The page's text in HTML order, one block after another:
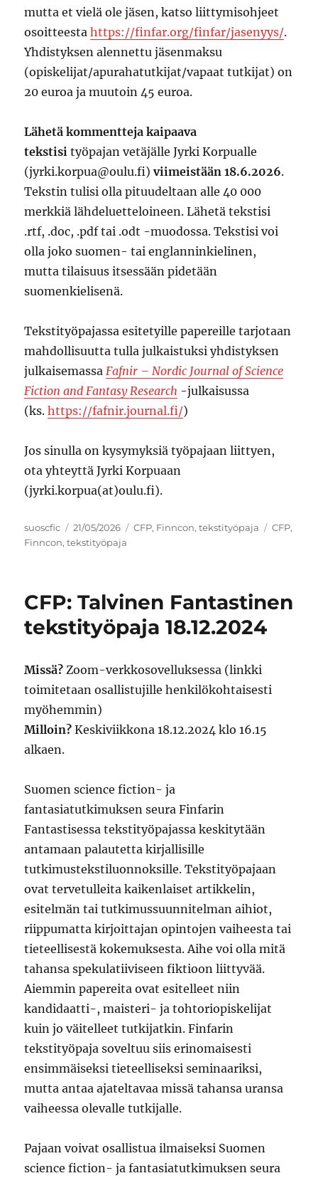
mutta et vielä ole jäsen, katso liittymisohjeet
osoitteestahttps://finfar.org/finfar/jasenyys/.
Yhdistyksen alennettu jäsenmaksu
(opiskelijat/apurahatutkijat/vapaat tutkijat) on
20 euroa ja muutoin 45 euroa.
Lähetä kommentteja kaipaava
tekstisi työpajan vetäjälle Jyrki Korpualle
(jyrki.korpua@oulu.fi)viimeistään 18.6.2026.
Tekstin tulisi olla pituudeltaan alle 40 000
merkkiä lähdeluetteloineen. Lähetä tekstisi
.rtf, .doc, .pdf tai .odt -muodossa. Tekstisi voi
olla joko suomen- tai englanninkielinen,
mutta tilaisuus itsessään pidetään
suomenkielisenä.
Tekstityöpajassa esitetyille papereille tarjotaan
mahdollisuutta tulla julkaistuksi yhdistyksen
julkaisemassa Fafnir – Nordic Journal of Science
Fiction and Fantasy Research -julkaisussa
(ks.https://fafnir.journal.fi/)
Jos sinulla on kysymyksiä työpajaan liittyen,
ota yhteyttä Jyrki Korpuaan
(jyrki.korpua(at)oulu.fi).
Author
suoscfic
Posted
on
21/05/2026 Categories
CFP, Finncon,tekstityöpaja Tags
CFP,
Finncon,tekstityöpaja
CFP: Talvinen Fantastinen
tekstityöpaja 18.12.2024
Missä? Zoom-verkkosovelluksessa (linkki
toimitetaan osallistujille henkilökohtaisesti
myöhemmin)
Milloin? Keskiviikkona 18.12.2024 klo 16.15
alkaen.
Suomen science fiction- ja
fantasiatutkimuksen seura Finfarin
Fantastisessa tekstityöpajassa keskitytään
antamaan palautetta kirjallisille
tutkimustekstiluonnoksille. Tekstityöpajaan
ovat tervetulleita kaikenlaiset artikkelin,
esitelmän tai tutkimussuunnitelman aihiot,
riippumatta kirjoittajan opintojen vaiheesta tai
tieteellisestä kokemuksesta. Aihe voi olla mitä
tahansa spekulatiiviseen fiktioon liittyvää.
Aiemmin papereita ovat esitelleet niin
kandidaatti-, maisteri- ja tohtoriopiskelijat
kuin jo väitelleet tutkijatkin. Finfarin
tekstityöpaja soveltuu siis erinomaisesti
ensimmäiseksi tieteelliseksi seminaariksi,
mutta antaa ajateltavaa missä tahansa uransa
vaiheessa olevalle tutkijalle.
Pajaan voivat osallistua ilmaiseksi Suomen
science fiction- ja fantasiatutkimuksen seura